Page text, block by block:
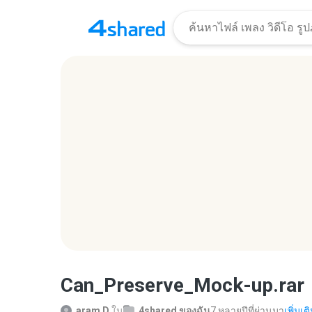
Can_Preserve_Mock-up.rar